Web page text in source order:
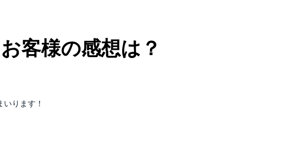
お客様の感想は？
ります！